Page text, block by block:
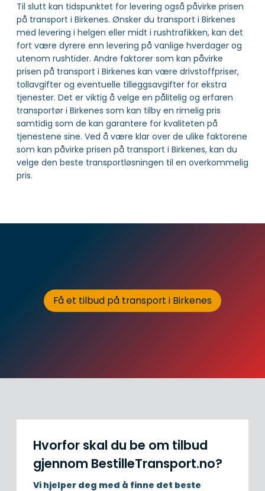
Til slutt kan tidspunktet for levering også påvirke prisen
på transport i Birkenes. Ønsker du transport i Birkenes
med levering i helgen eller midt i rushtrafikken, kan det
fort være dyrere enn levering på vanlige hverdager og
utenom rushtider. Andre faktorer som kan påvirke
prisen på transport i Birkenes kan være drivstoffpriser,
tollavgifter og eventuelle tilleggsavgifter for ekstra
tjenester. Det er viktig å velge en pålitelig og erfaren
transportør i Birkenes som kan tilby en rimelig pris
samtidig som de kan garantere for kvaliteten på
tjenestene sine. Ved å være klar over de ulike faktorene
som kan påvirke prisen på transport i Birkenes, kan du
velge den beste transportløsningen til en overkommelig
pris.
Få et tilbud på transport i Birkenes
Hvorfor skal du be om tilbud
gjennom BestilleTransport.no?
Vi hjelper deg med å finne det beste